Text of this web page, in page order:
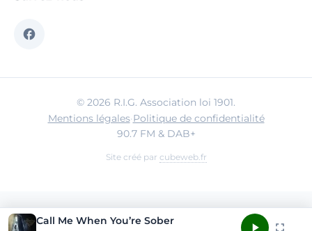
© 2026 R.I.G. Association loi 1901.
Mentions légales·Politique de confidentialité
90.7 FM & DAB+
Site créé par cubeweb.fr
Call Me When You’re Sober